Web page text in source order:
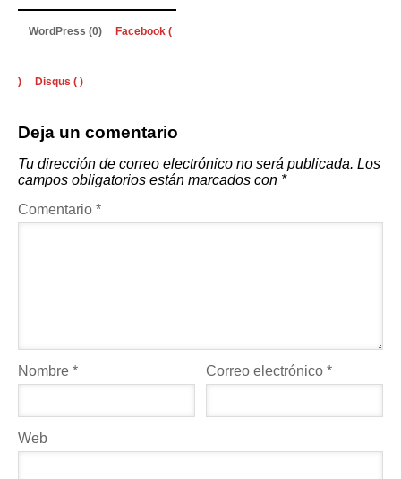
WordPress (0) Facebook (
) Disqus ( )
Deja un comentario
Tu dirección de correo electrónico no será publicada. Los
campos obligatorios están marcados con *
Comentario *
Nombre * Correo electrónico*
Web